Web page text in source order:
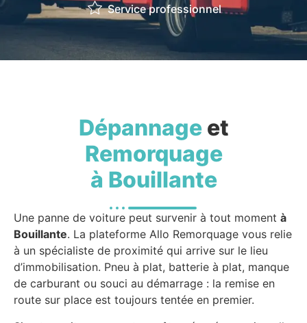
Service professionnel
Dépannageet
Remorquage
à Bouillante
Une panne de voiture peut survenir à tout moment à
Bouillante. La plateforme Allo Remorquage vous relie
à un spécialiste de proximité qui arrive sur le lieu
d’immobilisation. Pneu à plat, batterie à plat, manque
de carburant ou souci au démarrage : la remise en
route sur place est toujours tentée en premier.